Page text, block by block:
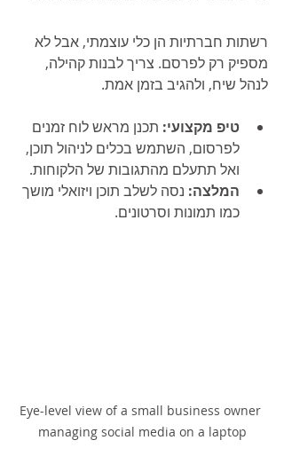
רשתות חברתיות הן כלי עוצמתי, אבל לא
מספיק רק לפרסם. צריך לבנות קהילה,
לנהל שיח, ולהגיב בזמן אמת.
טיפ מקצועי: תכנן מראש לוח זמנים
לפרסום, השתמש בכלים לניהול תוכן,
ואל תתעלם מהתגובות של הלקוחות.
המלצה: נסה לשלב תוכן ויזואלי מושך
כמו תמונות וסרטונים.
Eye-level view of a small business owner
managing social media on a laptop